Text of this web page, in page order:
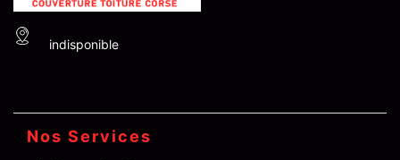
indisponible
Nos Services